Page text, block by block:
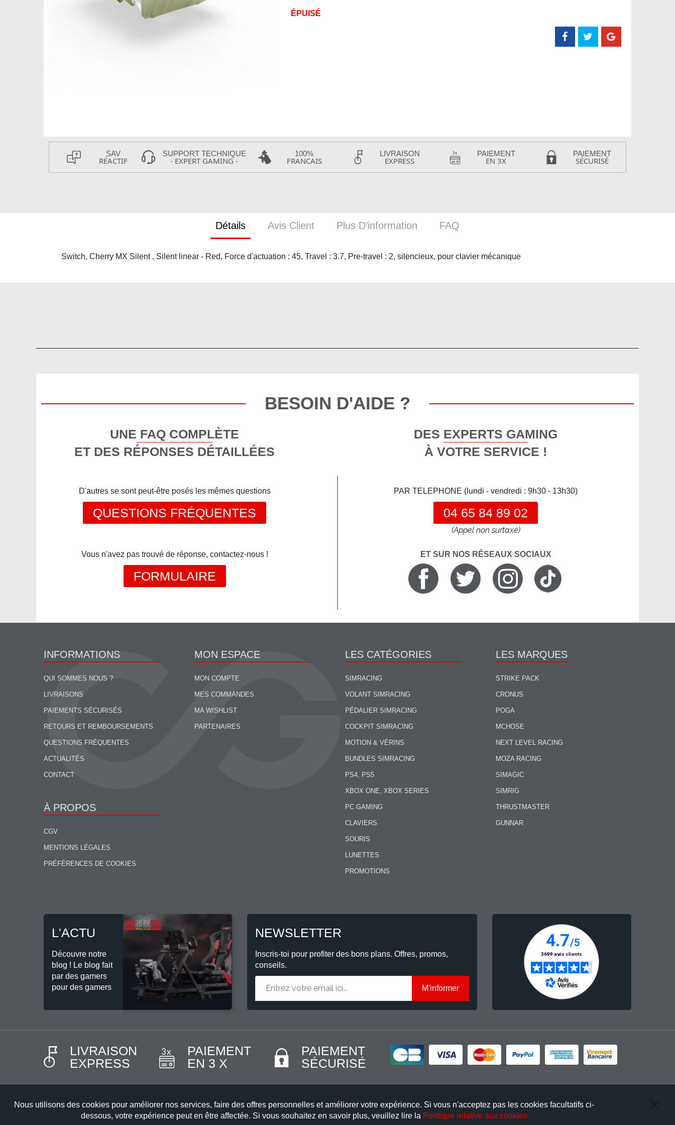
ÉPUISÉ
SAV
RÉACTIF
SUPPORT TECHNIQUE
- EXPERT GAMING -
100%
FRANCAIS
LIVRAISON
EXPRESS
PAIEMENT
EN 3X
PAIEMENT
SÉCURISÉ
Détails
Switch, Cherry MX Silent , Silent linear - Red, Force d'actuation : 45, Travel : 3.7, Pre-travel : 2, silencieux, pour clavier mécanique
Avis Client Plus D’information FAQ
BESOIN D'AIDE ?
UNE FAQ COMPLÈTE
ET DES RÉPONSES DÉTAILLÉES
D'autres se sont peut-être posés les mêmes questions
QUESTIONS FRÉQUENTES
Vous n'avez pas trouvé de réponse, contactez-nous !
FORMULAIRE
DES EXPERTS GAMING
À VOTRE SERVICE !
PAR TELEPHONE (lundi - vendredi : 9h30 - 13h30)
04 65 84 89 02
(Appel non surtaxé)
ET SUR NOS RÉSEAUX SOCIAUX
INFORMATIONS
QUI SOMMES NOUS ?
LIVRAISONS
PAIEMENTS SÉCURISÉS
RETOURS ET REMBOURSEMENTS
QUESTIONS FRÉQUENTES
ACTUALITÉS
CONTACT
À PROPOS
CGV
MENTIONS LÉGALES
PRÉFÉRENCES DE COOKIES
MON ESPACE
MON COMPTE
MES COMMANDES
MA WISHLIST
PARTENAIRES
LES CATÉGORIES
SIMRACING
VOLANT SIMRACING
PÉDALIER SIMRACING
COCKPIT SIMRACING
MOTION & VÉRINS
BUNDLES SIMRACING
PS4, PS5
XBOX ONE, XBOX SERIES
PC GAMING
CLAVIERS
SOURIS
LUNETTES
PROMOTIONS
LES MARQUES
STRIKE PACK
CRONUS
POGA
MCHOSE
NEXT LEVEL RACING
MOZA RACING
SIMAGIC
SIMRIG
THRUSTMASTER
GUNNAR
L'ACTU
Découvre notre
blog ! Le blog fait
par des gamers
pour des gamers
NEWSLETTER
Inscris-toi pour profiter des bons plans. Offres, promos,
conseils.
M'informer
LIVRAISON
EXPRESS
PAIEMENT
EN 3 X
PAIEMENT
SÉCURISÉ
Close
Nous utilisons des cookies pour améliorer nos services, faire des offres personnelles et améliorer votre expérience. Si vous n'acceptez pas les cookies facultatifs ci-
dessous, votre expérience peut en être affectée. Si vous souhaitez en savoir plus, veuillez lire la Politique relative aux cookies